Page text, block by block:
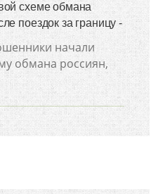
схеме обмана
поездок за границу -
начали
обмана россиян,